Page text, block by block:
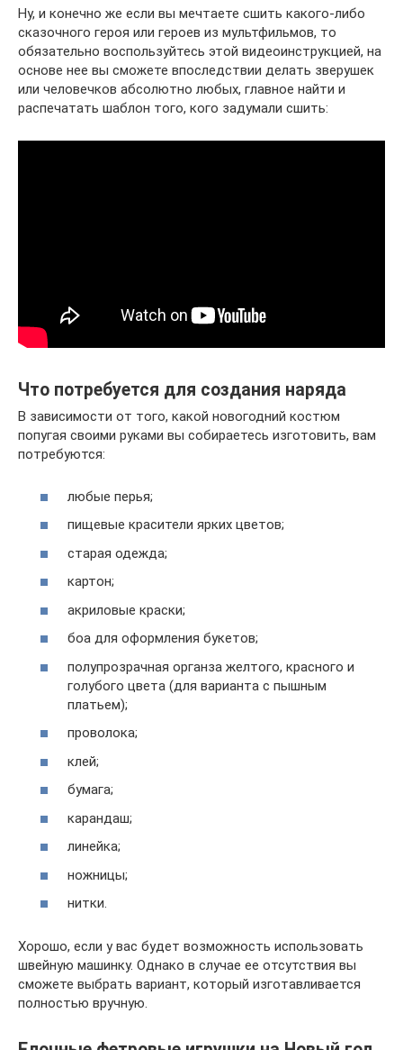
Ну, и конечно же если вы мечтаете сшить какого-либо
сказочного героя или героев из мультфильмов, то
обязательно воспользуйтесь этой видеоинструкцией, на
основе нее вы сможете впоследствии делать зверушек
или человечков абсолютно любых, главное найти и
распечатать шаблон того, кого задумали сшить:
Что потребуется для создания наряда
В зависимости от того, какой новогодний костюм
попугая своими руками вы собираетесь изготовить, вам
потребуются:
любые перья;
пищевые красители ярких цветов;
старая одежда;
картон;
акриловые краски;
боа для оформления букетов;
полупрозрачная органза желтого, красного и
голубого цвета (для варианта с пышным
платьем);
проволока;
клей;
бумага;
карандаш;
линейка;
ножницы;
нитки.
Хорошо, если у вас будет возможность использовать
швейную машинку. Однако в случае ее отсутствия вы
сможете выбрать вариант, который изготавливается
полностью вручную.